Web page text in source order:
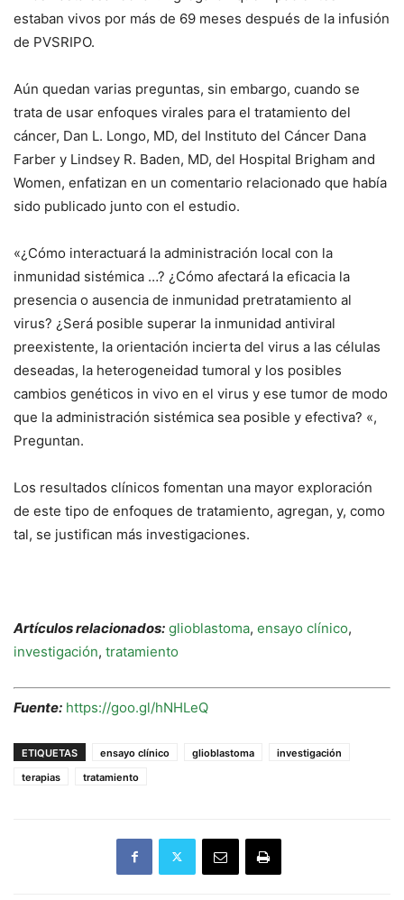
estaban vivos por más de 69 meses después de la infusión
de PVSRIPO.
Aún quedan varias preguntas, sin embargo, cuando se
trata de usar enfoques virales para el tratamiento del
cáncer, Dan L. Longo, MD, del Instituto del Cáncer Dana
Farber y Lindsey R. Baden, MD, del Hospital Brigham and
Women, enfatizan en un comentario relacionado que había
sido publicado junto con el estudio.
«¿Cómo interactuará la administración local con la
inmunidad sistémica …? ¿Cómo afectará la eficacia la
presencia o ausencia de inmunidad pretratamiento al
virus? ¿Será posible superar la inmunidad antiviral
preexistente, la orientación incierta del virus a las células
deseadas, la heterogeneidad tumoral y los posibles
cambios genéticos in vivo en el virus y ese tumor de modo
que la administración sistémica sea posible y efectiva? «,
Preguntan.
Los resultados clínicos fomentan una mayor exploración
de este tipo de enfoques de tratamiento, agregan, y, como
tal, se justifican más investigaciones.
Artículos relacionados: glioblastoma, ensayo clínico,
investigación, tratamiento
Fuente: https://goo.gl/hNHLeQ
ETIQUETAS ensayo clínico glioblastoma
investigación
terapias
tratamiento